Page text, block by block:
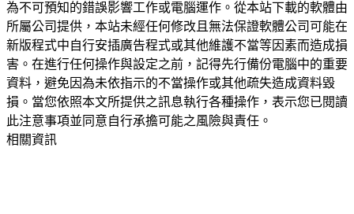
為不可預知的錯誤影響工作或電腦運作。從本站下載的軟體由
所屬公司提供，本站未經任何修改且無法保證軟體公司可能在
新版程式中自行安插廣告程式或其他維護不當等因素而造成損
害。在進行任何操作與設定之前，記得先行備份電腦中的重要
資料，避免因為未依指示的不當操作或其他疏失造成資料毀
損。當您依照本文所提供之訊息執行各種操作，表示您已閱讀
此注意事項並同意自行承擔可能之風險與責任。
相關資訊